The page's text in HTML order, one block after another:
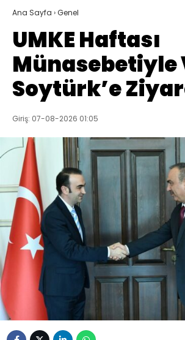
Ana Sayfa ›Genel
UMKE Haftası
Münasebetiyle
Soytürk’e
Giriş: 07-08-2026 01:05